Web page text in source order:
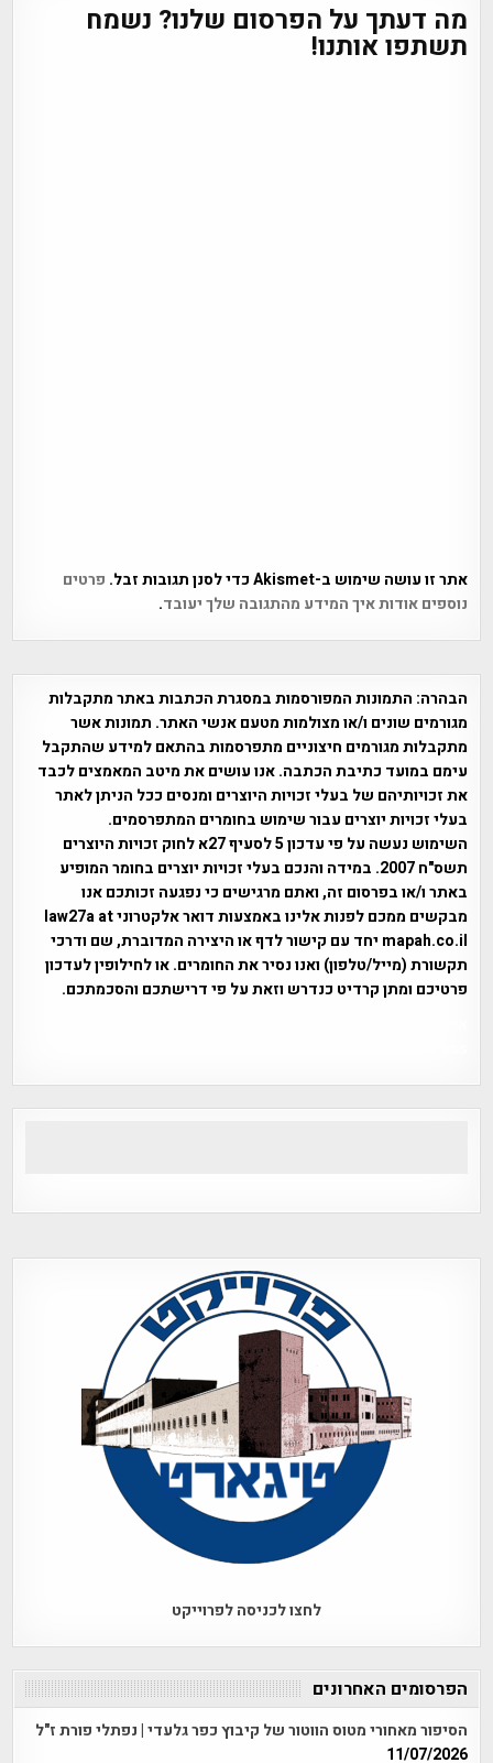
מה דעתך על הפרסום שלנו? נשמח
תשתפו אותנו!
אתר זו עושה שימוש ב-Akismet כדי לסנן תגובות זבל.
פרטים
נוספים אודות איך המידע מהתגובה שלך יעובד.
הבהרה: התמונות המפורסמות במסגרת הכתבות באתר מתקבלות
מגורמים שונים ו/או מצולמות מטעם אנשי האתר. תמונות אשר
מתקבלות מגורמים חיצוניים מתפרסמות בהתאם למידע שהתקבל
עימם במועד כתיבת הכתבה. אנו עושים את מיטב המאמצים לכבד
את זכויותיהם של בעלי זכויות היוצרים ומנסים ככל הניתן לאתר
בעלי זכויות יוצרים עבור שימוש בחומרים המתפרסמים.
השימוש נעשה על פי עדכון 5 לסעיף 27א לחוק זכויות היוצרים
תשס"ח 2007. במידה והנכם בעלי זכויות יוצרים בחומר המופיע
באתר ו/או בפרסום זה, ואתם מרגישים כי נפגעה זכותכם אנו
מבקשים ממכם לפנות אלינו באמצעות דואר אלקטרוני law27a at
mapah.co.il יחד עם קישור לדף או היצירה המדוברת, שם ודרכי
תקשורת (מייל/טלפון) ואנו נסיר את החומרים. או לחילופין לעדכון
פרטיכם ומתן קרדיט כנדרש וזאת על פי דרישתכם והסכמתכם.
לחצו לכניסה לפרוייקט
הפרסומים האחרונים
הסיפור מאחורי מטוס הווטור של קיבוץ כפר גלעדי | נפתלי פורת ז"ל
11/07/2026